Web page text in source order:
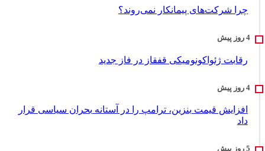
چرا شرکت‌های پیمانکار نمی‌روند؟
رقابت ژئواکونومیکی قفقاز در فاز جدید
افزایش قیمت بنزین، ترامپ را در آستانه بحران سیاسی قرار
داد